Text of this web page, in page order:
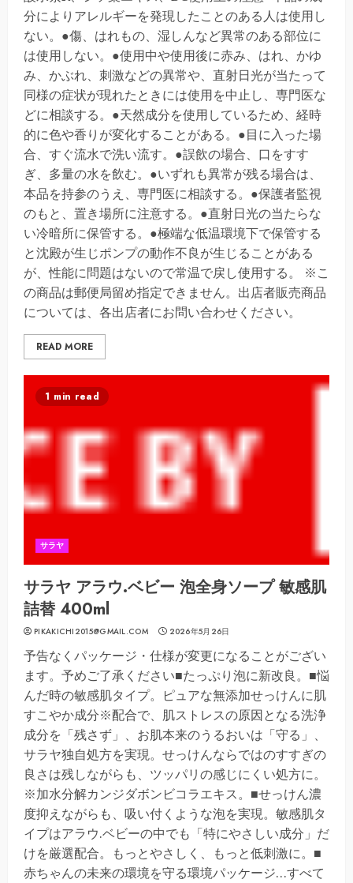
分によりアレルギーを発現したことのある人は使用し
ない。●傷、はれもの、湿しんなど異常のある部位に
は使用しない。●使用中や使用後に赤み、はれ、かゆ
み、かぶれ、刺激などの異常や、直射日光が当たって
同様の症状が現れたときには使用を中止し、専門医な
どに相談する。●天然成分を使用しているため、経時
的に色や香りが変化することがある。●目に入った場
合、すぐ流水で洗い流す。●誤飲の場合、口をすす
ぎ、多量の水を飲む。●いずれも異常が残る場合は、
本品を持参のうえ、専門医に相談する。●保護者監視
のもと、置き場所に注意する。●直射日光の当たらな
い冷暗所に保管する。●極端な低温環境下で保管する
と沈殿が生じポンプの動作不良が生じることがある
が、性能に問題はないので常温で戻し使用する。 ※こ
の商品は郵便局留め指定できません。出店者販売商品
については、各出店者にお問い合わせください。
READ MORE
1 min read
サラヤ
サラヤ アラウ.ベビー 泡全身ソープ 敏感肌
詰替 400ml
PIKAKICHI2015@GMAIL.COM 2026年5月26日
予告なくパッケージ・仕様が変更になることがござい
ます。予めご了承ください■たっぷり泡に新改良。■悩
んだ時の敏感肌タイプ。ピュアな無添加せっけんに肌
すこやか成分※配合で、肌ストレスの原因となる洗浄
成分を「残さず」、お肌本来のうるおいは「守る」、
サラヤ独自処方を実現。せっけんならではのすすぎの
良さは残しながらも、ツッパリの感じにくい処方に。
※加水分解カンジダボンビコラエキス。■せっけん濃
度抑えながらも、吸い付くような泡を実現。敏感肌タ
イプはアラウ.ベビーの中でも「特にやさしい成分」だ
けを厳選配合。もっとやさしく、もっと低刺激に。■
赤ちゃんの未来の環境を守る環境パッケージ…すべて